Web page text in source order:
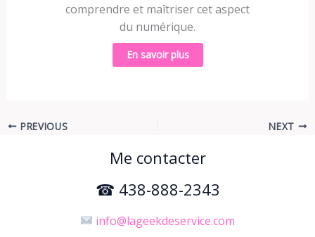
comprendre et maîtriser cet aspect
du numérique.
En savoir plus
PREVIOUS NEXT
Me contacter
☎ 438-888-2343
info@lageekdeservice.com